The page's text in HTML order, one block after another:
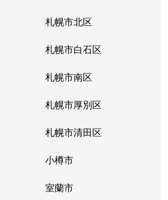
札幌市北区
札幌市白石区
札幌市南区
札幌市厚別区
札幌市清田区
小樽市
室蘭市